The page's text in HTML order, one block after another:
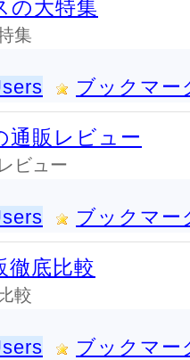
の大特集
集
ブックマー
通販レビュー
ビュー
ブックマー
徹底比較
較
ブックマー